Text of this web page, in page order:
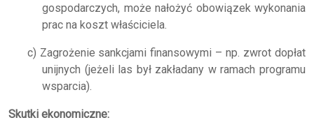
gospodarczych, może nałożyć obowiązek wykonania
prac na koszt właściciela.
c) Zagrożenie sankcjami finansowymi – np. zwrot dopłat
unijnych (jeżeli las był zakładany w ramach programu
wsparcia).
Skutki ekonomiczne: